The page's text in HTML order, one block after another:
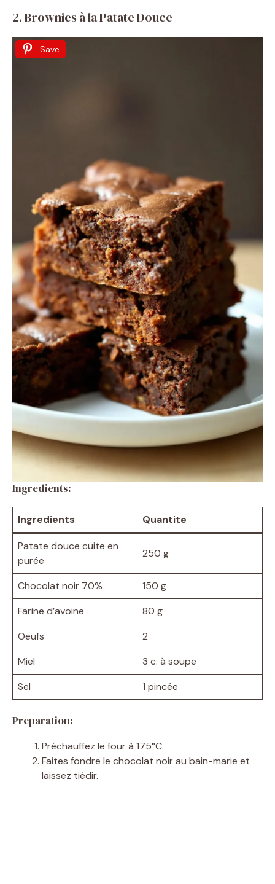
2. Brownies à la Patate Douce
Save
Ingredients:
Ingredients Quantite
Patate douce cuite en
purée
250 g
Chocolat noir 70%
150 g
Farine d’avoine
80 g
Oeufs
2
Miel
3 c. à soupe
Sel
1 pincée
Preparation:
Préchauffez le four à 175°C.
Faites fondre le chocolat noir au bain-marie et
laissez tiédir.